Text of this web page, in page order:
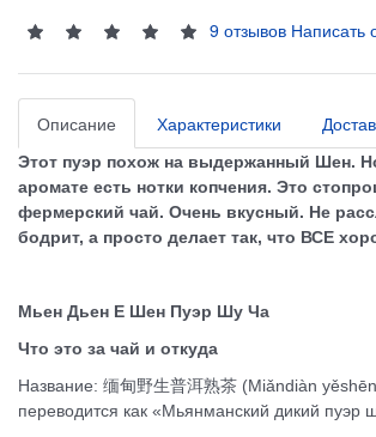
9 отзывов Написать
Описание Характеристики
Этот пуэр похож на выдержанный Шен.
аромате есть нотки копчения. Это
фермерский чай. Очень вкусный. Не
бодрит, а просто делает так, что ВСЕ
Мьен Дьен Е Шен Пуэр Шу Ча
Что это за чай и откуда
Название: 缅甸野生普洱熟茶 (Miǎndiàn
переводится как «Мьянманский дикий пуэр